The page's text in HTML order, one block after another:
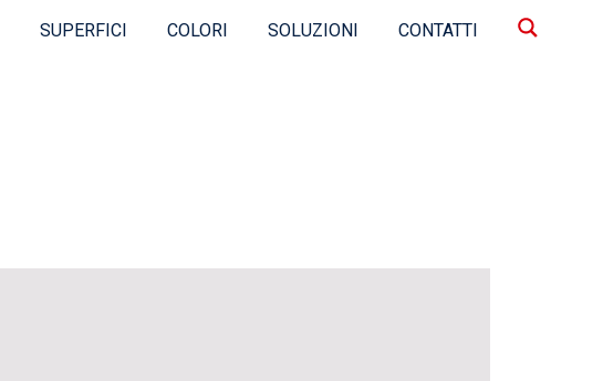
SUPERFICI COLORI SOLUZIONI CONTATTI